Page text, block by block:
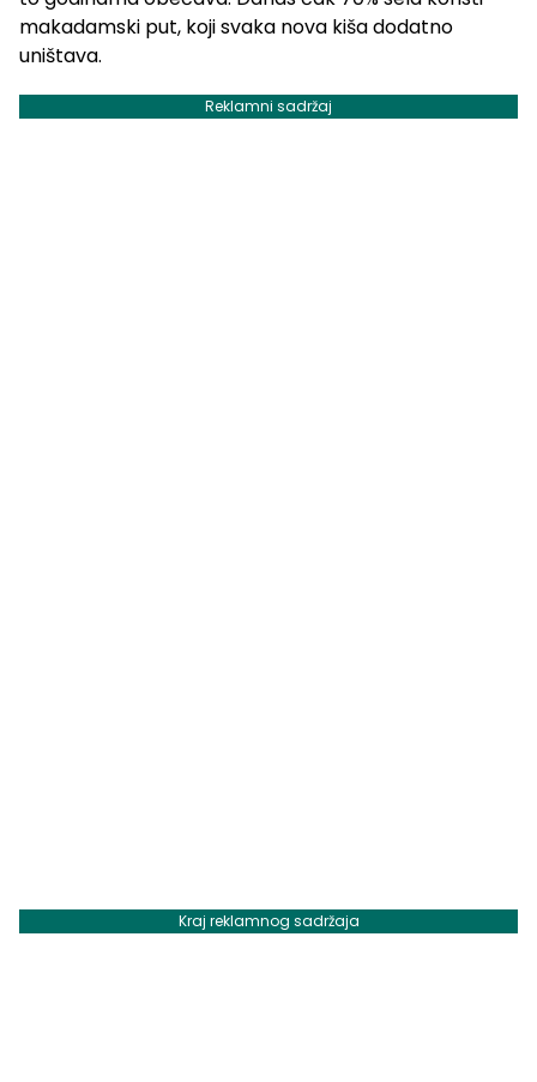
makadamski put, koji svaka nova kiša dodatno
uništava.
Reklamni sadržaj
Kraj reklamnog sadržaja